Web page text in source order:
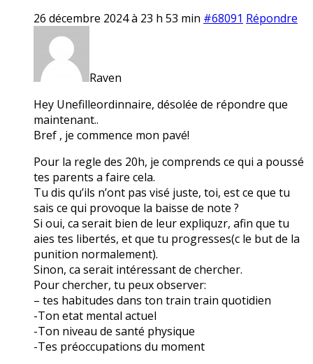
26 décembre 2024 à 23 h 53 min #68091 Répondre
Raven
Hey Unefilleordinnaire, désolée de répondre que
maintenant..
Bref , je commence mon pavé!
Pour la regle des 20h, je comprends ce qui a poussé
tes parents a faire cela.
Tu dis qu’ils n’ont pas visé juste, toi, est ce que tu
sais ce qui provoque la baisse de note ?
Si oui, ca serait bien de leur expliquzr, afin que tu
aies tes libertés, et que tu progresses(c le but de la
punition normalement).
Sinon, ca serait intéressant de chercher.
Pour chercher, tu peux observer:
– tes habitudes dans ton train train quotidien
-Ton etat mental actuel
-Ton niveau de santé physique
-Tes préoccupations du moment